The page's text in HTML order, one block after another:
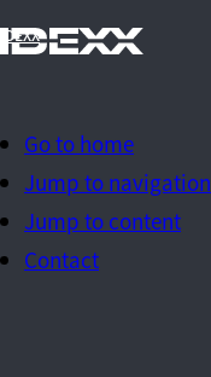
Go to home
Jump to navigation
Jump to content
Contact
IDEXX